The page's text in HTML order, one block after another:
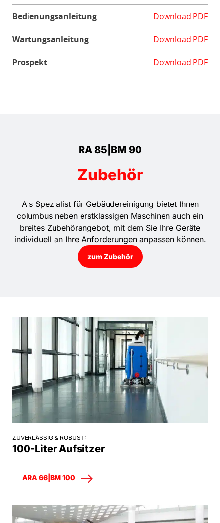
Bedienungsanleitung Download PDF
Wartungsanleitung Download PDF
Prospekt Download PDF
RA 85|BM 90
Zubehör
Als Spezialist für Gebäudereinigung bietet Ihnen
columbus neben erstklassigen Maschinen auch ein
breites Zubehörangebot, mit dem Sie Ihre Geräte
individuell an Ihre Anforderungen anpassen können.
zum Zubehör
ZUVERLÄSSIG & ROBUST:
100-Liter Aufsitzer
ARA 66|BM 100